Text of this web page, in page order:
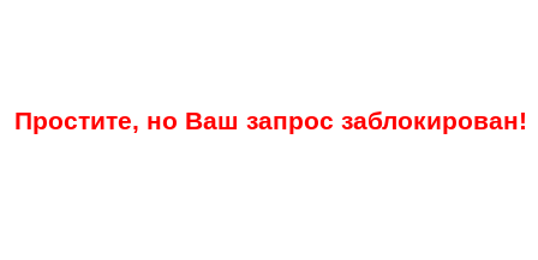
Простите, но Ваш запрос заблокирован!